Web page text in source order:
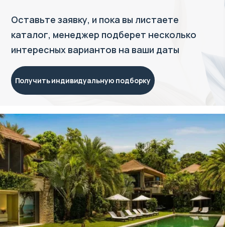
Оставьте заявку, и пока вы листаете
каталог, менеджер подберет несколько
интересных вариантов на ваши даты
Получить индивидуальную подборку